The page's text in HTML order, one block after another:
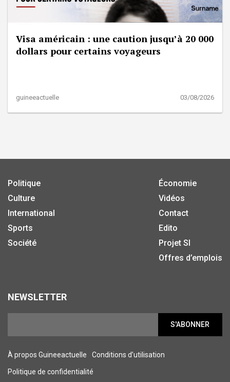
Visa américain : une caution jusqu’à 20 000
dollars pour certains voyageurs
guineeactuelle 03/08/2026
Politique
Culture
International
Sports
Société
Économie
Vidéos
Contact
Edito
Projet SI
Offres d’emplois
NEWSLETTER
S'ABONNER
À propos Guineeactuelle Conditions d’utilisation
Politique de confidentialité